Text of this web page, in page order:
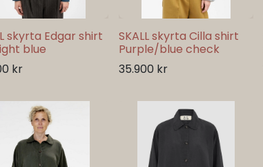
skyrta Edgar shirt
blue
kr
SKALL skyrta Cilla shirt
Purple/blue check
35.900 kr